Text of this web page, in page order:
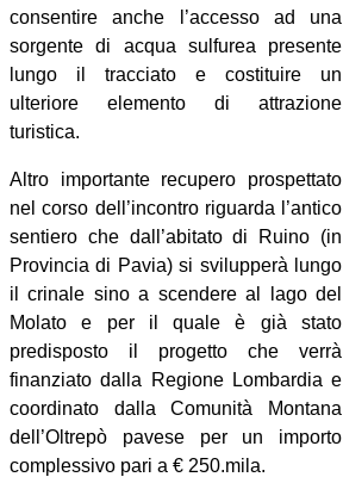
consentire anche l’accesso ad una
sorgente di acqua sulfurea presente
lungo il tracciato e costituire un
ulteriore elemento di attrazione
turistica.
Altro importante recupero prospettato
nel corso dell’incontro riguarda l’antico
sentiero che dall’abitato di Ruino (in
Provincia di Pavia) si svilupperà lungo
il crinale sino a scendere al lago del
Molato e per il quale è già stato
predisposto il progetto che verrà
finanziato dalla Regione Lombardia e
coordinato dalla Comunità Montana
dell’Oltrepò pavese per un importo
complessivo pari a € 250.mila.